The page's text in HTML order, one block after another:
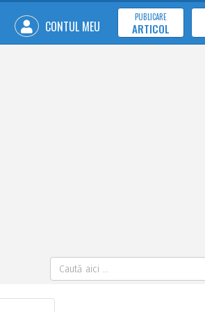
CONTUL MEU
PUBLICARE
ARTICOL